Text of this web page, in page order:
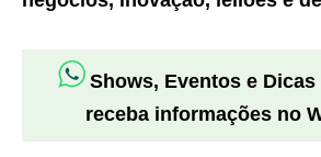
Shows, Eventos e
receba informações no